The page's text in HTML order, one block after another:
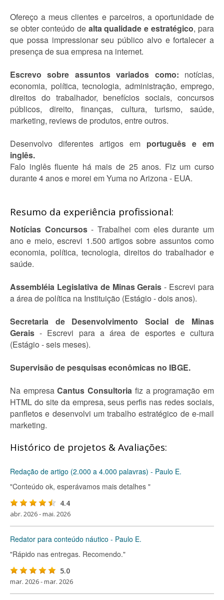
Ofereço a meus clientes e parceiros, a oportunidade de
se obter conteúdo de alta qualidade e estratégico, para
que possa impressionar seu público alvo e fortalecer a
presença de sua empresa na internet.
Escrevo sobre assuntos variados como: notícias,
economia, política, tecnologia, administração, emprego,
direitos do trabalhador, benefícios sociais, concursos
públicos, direito, finanças, cultura, turismo, saúde,
marketing, reviews de produtos, entre outros.
Desenvolvo diferentes artigos em português e em
inglês.
Falo inglês fluente há mais de 25 anos. Fiz um curso
durante 4 anos e morei em Yuma no Arizona - EUA.
Resumo da experiência profissional:
Notícias Concursos- Trabalhei com eles durante um
ano e meio, escrevi 1.500 artigos sobre assuntos como
economia, política, tecnologia, direitos do trabalhador e
saúde.
Assembléia Legislativa de Minas Gerais - Escrevi para
a área de política na Instituição (Estágio - dois anos).
Secretaria de Desenvolvimento Social de Minas
Gerais - Escrevi para a área de esportes e cultura
(Estágio - seis meses).
Supervisão de pesquisas econômicas no IBGE.
Na empresaCantus Consultoria fiz a programação em
HTML do site da empresa, seus perfis nas redes sociais,
panfletos e desenvolvi um trabalho estratégico de e-mail
marketing.
Histórico de projetos & Avaliações:
Redação de artigo (2.000 a 4.000 palavras) - Paulo E.
"Conteúdo ok, esperávamos mais detalhes "
4.4
abr. 2026 - mai. 2026
Redator para conteúdo náutico - Paulo E.
"Rápido nas entregas. Recomendo."
5.0
mar. 2026 - mar. 2026